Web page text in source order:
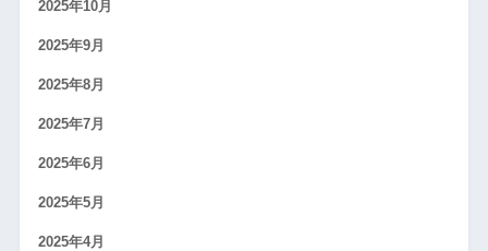
2025年10月
2025年9月
2025年8月
2025年7月
2025年6月
2025年5月
2025年4月